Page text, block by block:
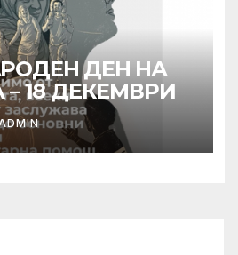
ДЕН НА
18 ДЕКЕМВРИ